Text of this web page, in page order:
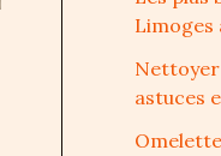
Limoges
Nettoyer
astuces